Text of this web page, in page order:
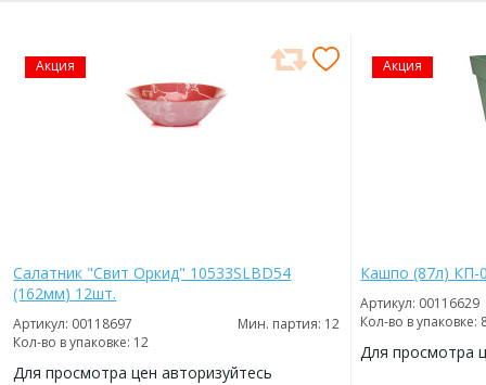
Акция
Салатник "Свит Оркид" 10533SLBD54
(162мм) 12шт.
Артикул: 00118697
Мин. партия: 12
Кол-во в упаковке: 12
Для просмотра цен авторизуйтесь
Акция
Кашпо (87л) КП-
Артикул: 00116629
Кол-во в упаковке:
Для просмотра